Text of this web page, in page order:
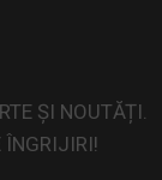
ȘI NOUTĂȚI.
ÎNGRIJIRI!